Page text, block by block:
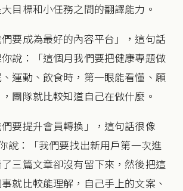
目標和小任務之間的翻譯能力。
要成為最好的內容平台」，這句話
說：「這個月我們要把健康專題做
運動、飲食時，第一眼能看懂、願
團隊就比較知道自己在做什麼。
要提升會員轉換」，這句話很像
說：「我們要找出新用戶第一次進
三篇文章卻沒有留下來，然後把這
就比較能理解，自己手上的文案、